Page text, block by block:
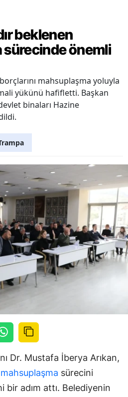
beklenen
önemli
mahsuplaşma yoluyla
yükünü hafifletti. Başkan
binaları Hazine
Dr. Mustafa İberya Arıkan,
mahsuplaşma sürecini
bir adım attı. Belediyenin